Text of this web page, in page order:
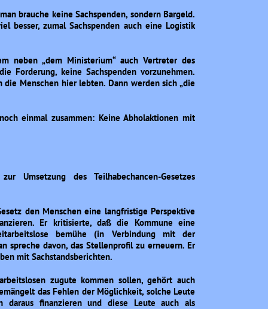
brauche keine Sachspenden, sondern Bargeld.
besser, zumal Sachspenden auch eine Logistik
neben „dem Ministerium“ auch Vertreter des
Forderung, keine Sachspenden vorzunehmen.
Menschen hier lebten. Dann werden sich „die
einmal zusammen: Keine Abholaktionen mit
Umsetzung des Teilhabechancen-Gesetzes
den Menschen eine langfristige Perspektive
Er kritisierte, daß die Kommune eine
bemühe (in Verbindung mit der
spreche davon, das Stellenprofil zu erneuern. Er
mit Sachstandsberichten.
zugute kommen sollen, gehört auch
das Fehlen der Möglichkeit, solche Leute
daraus finanzieren und diese Leute auch als